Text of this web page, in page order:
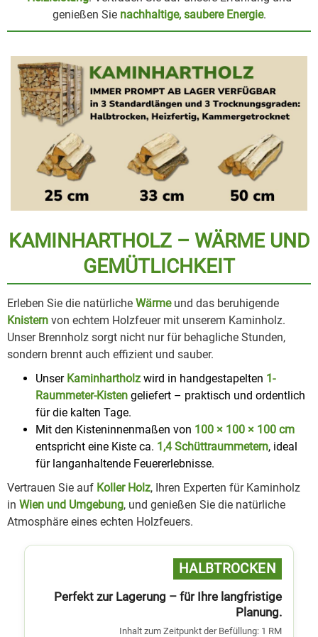
genießen Sie nachhaltige, saubere Energie.
KAMIN­HARTHOLZ – WÄRME UND
GEMÜTLICHKEIT
Erleben Sie die natürliche Wärmeund das beruhigende
Knistern von echtem Holzfeuer mit unserem Kaminholz.
Unser Brennholz sorgt nicht nur für behagliche Stunden,
sondern brennt auch effizient und sauber.
Unser Kaminhartholz wird in handgestapelten 1-
Raummeter-Kisten geliefert – praktisch und ordentlich
für die kalten Tage.
Mit den Kisteninnenmaßen von 100 × 100 × 100 cm
entspricht eine Kiste ca. 1,4 Schüttraummetern, ideal
für langanhaltende Feuererlebnisse.
Vertrauen Sie auf Koller Holz, Ihren Experten für Kaminholz
in Wien und Umgebung, und genießen Sie die natürliche
Atmosphäre eines echten Holzfeuers.
HALB­TROCKEN
Perfekt zur Lagerung – für Ihre langfristige
Planung.
Inhalt zum Zeitpunkt der Befüllung: 1 RM